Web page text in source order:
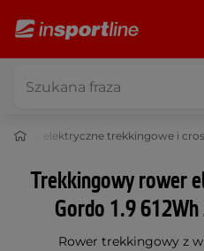
rowery elektryczne trekkingowe i
Trekkingowy rower
Gordo 1.9
Rower trekkingowy z